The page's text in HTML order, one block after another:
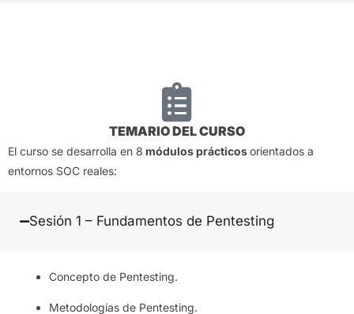
TEMARIO DEL CURSO
El curso se desarrolla en 8 módulos prácticosorientados a
entornos SOC reales:
Sesión 1 – Fundamentos de Pentesting
Concepto de Pentesting.
Metodologías de Pentesting.